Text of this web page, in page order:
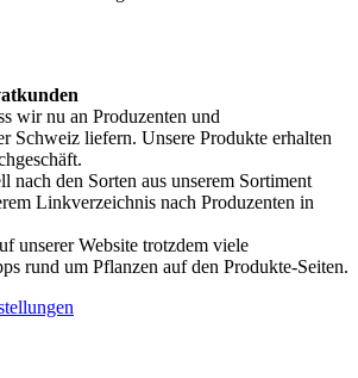
wir nu an Produzenten und
Schweiz liefern. Unsere Produkte erhalten
nach den Sorten aus unserem Sortiment
Linkverzeichnis nach Produzenten in
unserer Website trotzdem viele
rund um Pflanzen auf den Produkte-Seiten.